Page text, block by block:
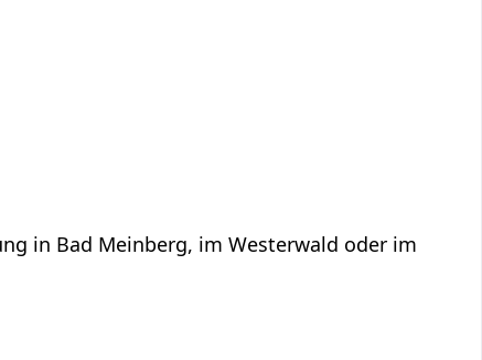
in Bad Meinberg, im Westerwald oder im